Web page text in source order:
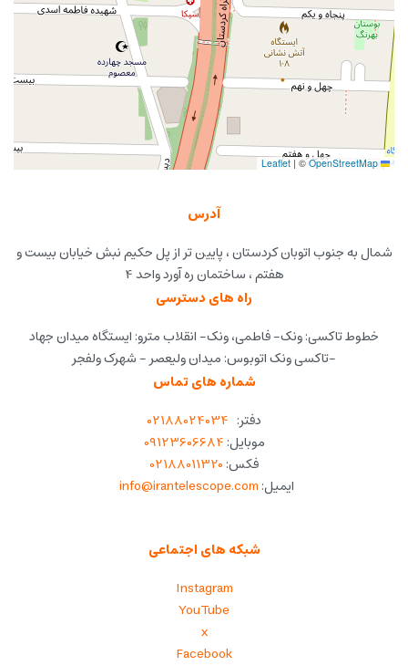
Leaflet
| ©OpenStreetMap
آدرس
شمال به جنوب اتوبان کردستان ، پایین تر از پل حکیم نبش خیابان بیست و
هفتم ، ساختمان ره آورد واحد 4
راه های دسترسی
خطوط تاکسی: ونک- فاطمی، ونک- انقلاب مترو: ایستگاه میدان جهاد
-تاکسی ونک اتوبوس: میدان ولیعصر - شهرک ولفجر
شماره های تماس
دفتر: 02188024034
موبایل: 09123606684
فکس: 02188011320
ایمیل: info@irantelescope.com
شبکه های اجتماعی
Instagram
YouTube
x
Facebook